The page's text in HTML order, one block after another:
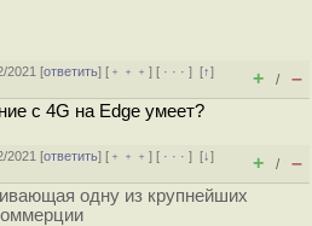
2021 [ответить] [ ﹢﹢﹢] [ · · ·][↑]
+ / –
с 4G на Edge умеет?
2021 [ответить] [ ﹢﹢﹢] [ · · ·][↓]
+ / –
одну из крупнейших